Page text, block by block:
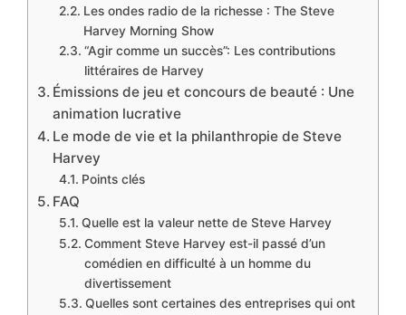
Les ondes radio de la richesse : The Steve
Harvey Morning Show
“Agir comme un succès”: Les contributions
littéraires de Harvey
Émissions de jeu et concours de beauté : Une
animation lucrative
Le mode de vie et la philanthropie de Steve
Harvey
Points clés
FAQ
Quelle est la valeur nette de Steve Harvey
Comment Steve Harvey est-il passé d’un
comédien en difficulté à un homme du
divertissement
Quelles sont certaines des entreprises qui ont